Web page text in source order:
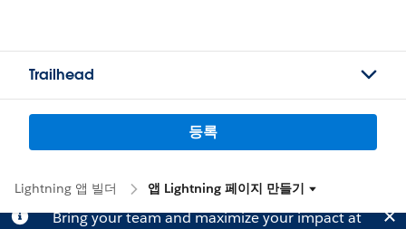
Trailhead
등록
Lightning 앱 빌더 앱 Lightning 페이지 만들기
Bring your team and maximize your impact at